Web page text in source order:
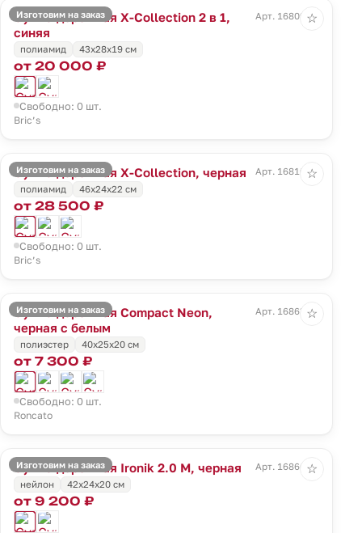
Изготовим на заказ
Сумка дорожная X-Collection 2 в 1,
синяя
Арт. 16809.40
полиамид 43x28x19 см
от 20 000 ₽
Свободно: 0 шт.
Bric’s
☆
Изготовим на заказ
Сумка дорожная X-Collection, черная
Арт. 16810.30
полиамид
46x24x22 см
от 28 500 ₽
Свободно: 0 шт.
Bric’s
☆
Изготовим на заказ
Сумка дорожная Compact Neon,
черная с белым
Арт. 16863.33
полиэстер 40x25x20 см
от 7 300 ₽
Свободно: 0 шт.
Roncato
☆
Изготовим на заказ
Сумка дорожная Ironik 2.0 M, черная
Арт. 16866.30
нейлон
42x24x20 см
от 9 200 ₽
☆